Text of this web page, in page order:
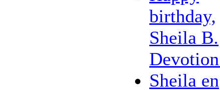
birthday,
Sheila B.
Sheila en